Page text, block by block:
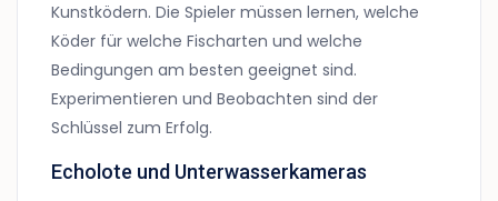
Kunstködern. Die Spieler müssen lernen, welche
Köder für welche Fischarten und welche
Bedingungen am besten geeignet sind.
Experimentieren und Beobachten sind der
Schlüssel zum Erfolg.
Echolote und Unterwasserkameras